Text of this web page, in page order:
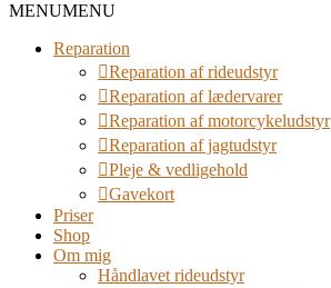
MENUMENU
Reparation
Reparation af rideudstyr
Reparation af lædervarer
Reparation af motorcykeludstyr
Reparation af jagtudstyr
Pleje & vedligehold
Gavekort
Priser
Shop
Om mig
Håndlavet rideudstyr